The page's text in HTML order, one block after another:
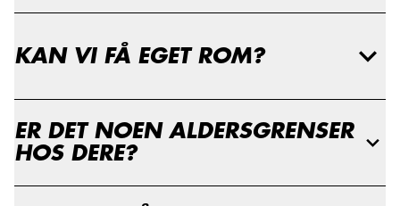
KAN VI FÅ EGET ROM?
ER DET NOEN ALDERSGRENSER
HOS DERE?